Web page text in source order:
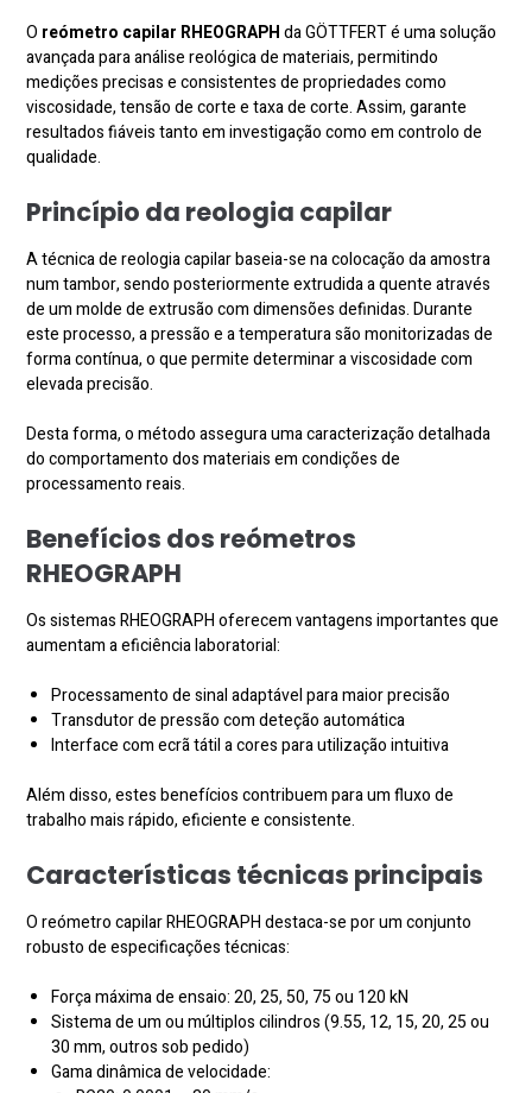
O reómetro capilar RHEOGRAPHda GÖTTFERT é uma solução
avançada para análise reológica de materiais, permitindo
medições precisas e consistentes de propriedades como
viscosidade, tensão de corte e taxa de corte. Assim, garante
resultados fiáveis tanto em investigação como em controlo de
qualidade.
Princípio da reologia capilar
A técnica de reologia capilar baseia-se na colocação da amostra
num tambor, sendo posteriormente extrudida a quente através
de um molde de extrusão com dimensões definidas. Durante
este processo, a pressão e a temperatura são monitorizadas de
forma contínua, o que permite determinar a viscosidade com
elevada precisão.
Desta forma, o método assegura uma caracterização detalhada
do comportamento dos materiais em condições de
processamento reais.
Benefícios dos reómetros
RHEOGRAPH
Os sistemas RHEOGRAPH oferecem vantagens importantes que
aumentam a eficiência laboratorial:
Processamento de sinal adaptável para maior precisão
Transdutor de pressão com deteção automática
Interface com ecrã tátil a cores para utilização intuitiva
Além disso, estes benefícios contribuem para um fluxo de
trabalho mais rápido, eficiente e consistente.
Características técnicas principais
O reómetro capilar RHEOGRAPH destaca-se por um conjunto
robusto de especificações técnicas:
Força máxima de ensaio: 20, 25, 50, 75 ou 120 kN
Sistema de um ou múltiplos cilindros (9.55, 12, 15, 20, 25 ou
30 mm, outros sob pedido)
Gama dinâmica de velocidade: